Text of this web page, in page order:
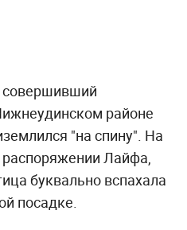
совершивший
районе
"на спину". На
Лайфа,
буквально вспахала
посадке.